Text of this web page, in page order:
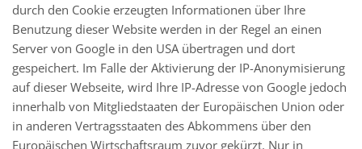
durch den Cookie erzeugten Informationen über Ihre
Benutzung dieser Website werden in der Regel an einen
Server von Google in den USA übertragen und dort
gespeichert. Im Falle der Aktivierung der IP-Anonymisierung
auf dieser Webseite, wird Ihre IP-Adresse von Google jedoch
innerhalb von Mitgliedstaaten der Europäischen Union oder
in anderen Vertragsstaaten des Abkommens über den
Europäischen Wirtschaftsraum zuvor gekürzt. Nur in